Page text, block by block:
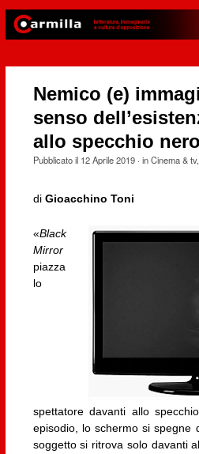
Nemico (e)
senso
allo specchio nero
Pubblicato il 12 Aprile 2019· inCinema & tv,
di Gioacchino Toni
«Black
Mirror
piazza
lo
spettatore davanti allo
episodio, lo schermo si spegne
soggetto si ritrova solo davanti